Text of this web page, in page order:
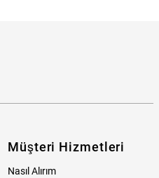
Müşteri Hizmetleri
Nasıl Alırım